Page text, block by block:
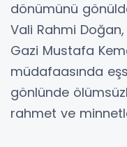
dönümünü
Vali Rahmi
Gazi Mustafa
müdafaasında
gönlünde
rahmet ve